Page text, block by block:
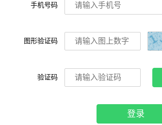
手机号码
图形验证码
验证码
登录